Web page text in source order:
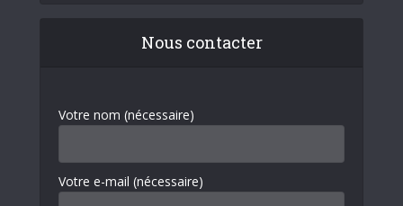
Nous contacter
Votre nom (nécessaire)
Votre e-mail (nécessaire)